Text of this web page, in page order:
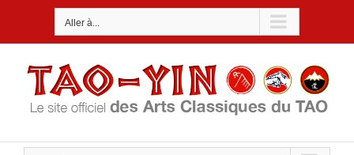
Aller à...